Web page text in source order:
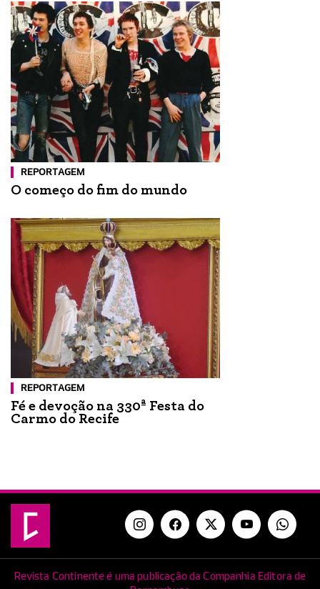
REPORTAGEM
O começo do fim do mundo
REPORTAGEM
Fé e devoção na 330ª Festa do
Carmo do Recife
Revista Continente é uma publicação da Companhia Editora de